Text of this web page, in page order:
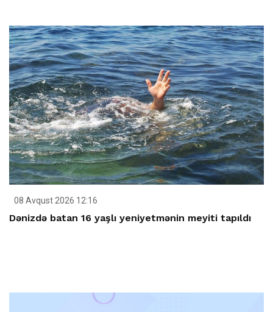
08 Avqust 2026 12:16
Dənizdə batan 16 yaşlı yeniyetmənin meyiti tapıldı